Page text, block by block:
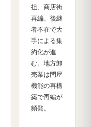
担、商店街
再編、後継
者不在で大
手による集
約化が進
む。地方卸
売業は問屋
機能の再構
築で再編が
頻発。